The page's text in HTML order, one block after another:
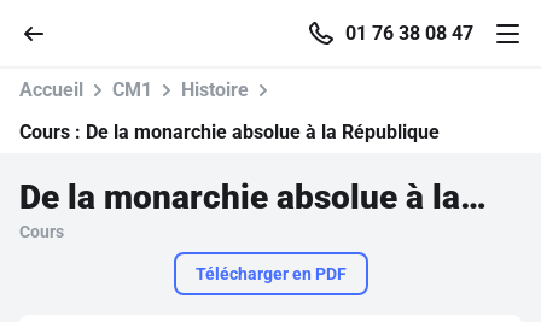
01 76 38 08 47
Accueil
Accueil CM1
Histoire
Cours : De la monarchie absolue à la République
De la monarchie absolue à la République
Cours
Télécharger en PDF